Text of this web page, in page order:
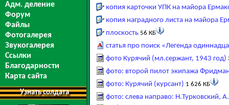
Адм. деление
Форум
Файлы
Фотогалерея
Звукогалерея
Ссылки
Благодарности
Карта сайта
Узнать солдата
копия карточки УПК на майора
копия наградного листа на майора
плоскость 56 КБ
статья про поиск «Легенда
фото Курячий (мл.сержант, 1943 год)
фото: второй пилот экипажа
фото: Курячий (курсант) 1 626 КБ
фото: слева направо: Н.Турковский,